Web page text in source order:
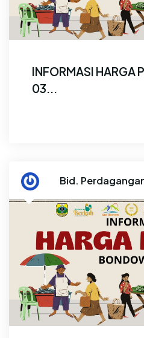
INFORMASI HARGA
03...
Bid.